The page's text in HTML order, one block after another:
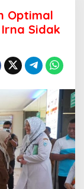
Optimal
Sidak